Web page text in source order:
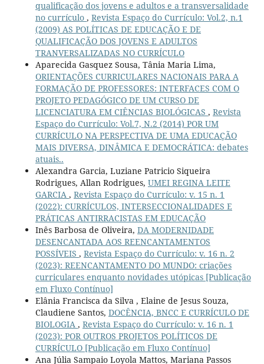
qualificação dos jovens e adultos e a transversalidade
no currículo , Revista Espaço do Currículo: Vol.2, n.1
(2009) AS POLÍTICAS DE EDUCAÇÃO E DE
QUALIFICAÇÃO DOS JOVENS E ADULTOS
TRANVERSALIZADAS NO CURRÍCULO
Aparecida Gasquez Sousa, Tânia Maria Lima,
ORIENTAÇÕES CURRICULARES NACIONAIS PARA A
FORMAÇÃO DE PROFESSORES: INTERFACES COM O
PROJETO PEDAGÓGICO DE UM CURSO DE
LICENCIATURA EM CIÊNCIAS BIOLÓGICAS , Revista
Espaço do Currículo: Vol.7, N.2 (2014) POR UM
CURRÍCULO NA PERSPECTIVA DE UMA EDUCAÇÃO
MAIS DIVERSA, DINÂMICA E DEMOCRÁTICA: debates
atuais..
Alexandra Garcia, Luziane Patricio Siqueira
Rodrigues, Allan Rodrigues, UMEI REGINA LEITE
GARCIA , Revista Espaço do Currículo: v. 15 n. 1
(2022): CURRÍCULOS, INTERSECCIONALIDADES E
PRÁTICAS ANTIRRACISTAS EM EDUCAÇÃO
Inês Barbosa de Oliveira, DA MODERNIDADE
DESENCANTADA AOS REENCANTAMENTOS
POSSÍVEIS , Revista Espaço do Currículo: v. 16 n. 2
(2023): REENCANTAMENTO DO MUNDO: criações
curriculares enquanto novidades utópicas [Publicação
em Fluxo Contínuo]
Elânia Francisca da Silva , Elaine de Jesus Souza,
Claudiene Santos, DOCÊNCIA, BNCC E CURRÍCULO DE
BIOLOGIA , Revista Espaço do Currículo: v. 16 n. 1
(2023): POR OUTROS PROJETOS POLÍTICOS DE
CURRÍCULO [Publicação em Fluxo Contínuo]
Ana Júlia Sampaio Loyola Mattos, Mariana Passos